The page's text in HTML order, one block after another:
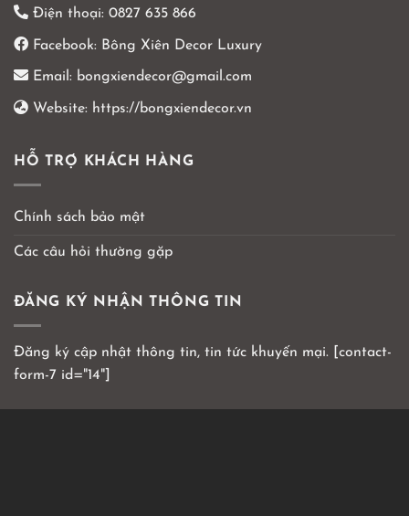
Điện thoại: 0827 635 866
Facebook: Bông Xiên Decor Luxury
Email: bongxiendecor@gmail.com
Website: https://bongxiendecor.vn
HỖ TRỢ KHÁCH HÀNG
Chính sách bảo mật
Các câu hỏi thường gặp
ĐĂNG KÝ NHẬN THÔNG TIN
Đăng ký cập nhật thông tin, tin tức khuyến mại. [contact-
form-7 id="14"]